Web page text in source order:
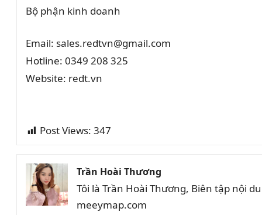
Bộ phận kinh doanh
Email: sales.redtvn@gmail.com
Hotline: 0349 208 325
Website: redt.vn
Post Views: 347
Trần Hoài Thương
Tôi là Trần Hoài Thương, Biên tập nội
meeymap.com